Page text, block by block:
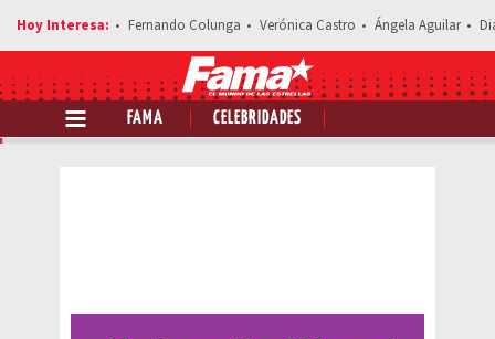
Fernando Colunga Verónica Castro Ángela Aguilar
FAMA CELEBRIDADES
Comparte esta noticia